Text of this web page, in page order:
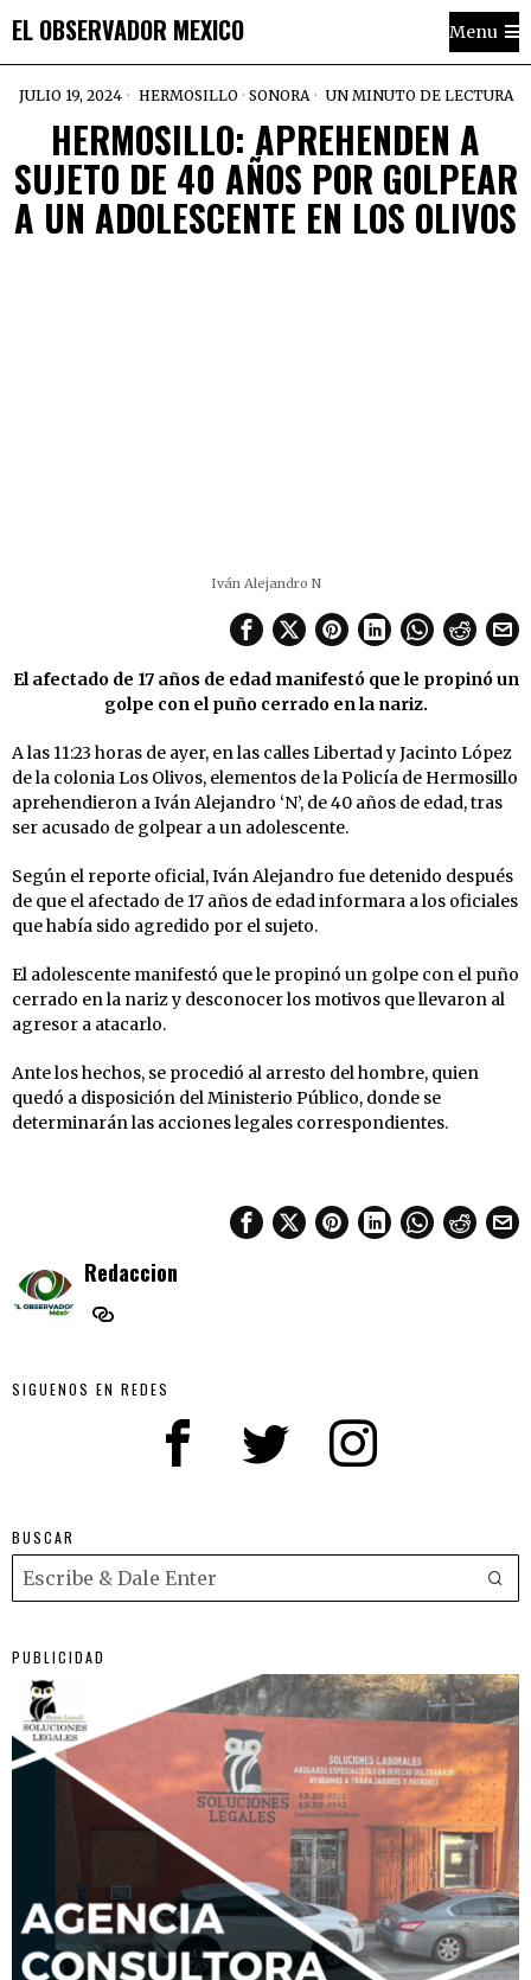
EL OBSERVADOR MEXICO Menu
JULIO 19, 2024 HERMOSILLO · SONORA UN MINUTO DE LECTURA
HERMOSILLO: APREHENDEN A
SUJETO DE 40 AÑOS POR GOLPEAR
A UN ADOLESCENTE EN LOS OLIVOS
Iván Alejandro N
El afectado de 17 años de edad manifestó que le propinó un
golpe con el puño cerrado en la nariz.
A las 11:23 horas de ayer, en las calles Libertad y Jacinto López
de la colonia Los Olivos, elementos de la Policía de Hermosillo
aprehendieron a Iván Alejandro ‘N’, de 40 años de edad, tras
ser acusado de golpear a un adolescente.
Según el reporte oficial, Iván Alejandro fue detenido después
de que el afectado de 17 años de edad informara a los oficiales
que había sido agredido por el sujeto.
El adolescente manifestó que le propinó un golpe con el puño
cerrado en la nariz y desconocer los motivos que llevaron al
agresor a atacarlo.
Ante los hechos, se procedió al arresto del hombre, quien
quedó a disposición del Ministerio Público, donde se
determinarán las acciones legales correspondientes.
Redaccion
SIGUENOS EN REDES
BUSCAR
PUBLICIDAD